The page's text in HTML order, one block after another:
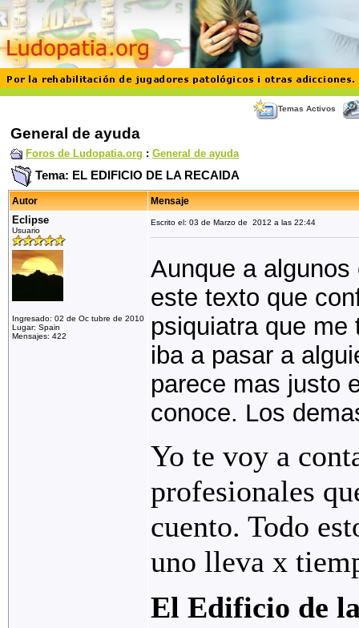
Temas Activos
General de ayuda
Foros de Ludopatia.org : General de ayuda
Tema: EL EDIFICIO DE LA RECAIDA
Autor Mensaje
Eclipse
Usuario
Ingresado: 02 de Oc tubre de 2010
Lugar: Spain
Mensajes: 422
Escrito el: 03 de Marzo de 2012 a las 22:44
Aunque a
este texto que
psiquiatra que
iba a pasar a
parece mas justo
conoce. Los
Yo te voy a
profesionales
cuento. Todo
uno lleva x
El Edificio de